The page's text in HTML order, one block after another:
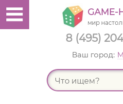
8 (495)
GAME-
мир
Ваш город: